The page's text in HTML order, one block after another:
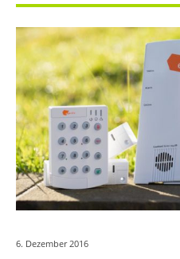
6. Dezember 2016